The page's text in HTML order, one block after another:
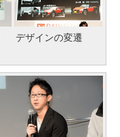
デザインの変遷